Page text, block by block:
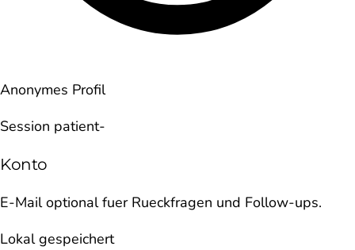
Anonymes Profil
Session patient-
Konto
E-Mail optional fuer Rueckfragen und Follow-ups.
Lokal gespeichert